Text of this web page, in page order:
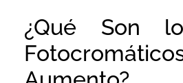
¿Qué Son